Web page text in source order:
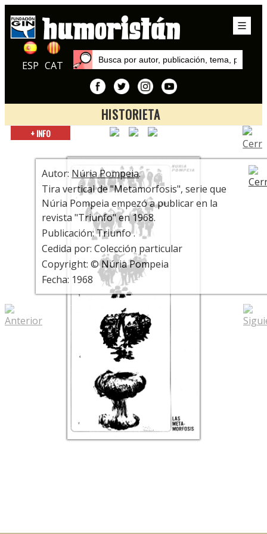
ESP CAT
HISTORIETA
Inicio
Mujeres dibujadas
+ INFO
Autor: Núria Pompeia.
Tira vertical de "Metamorfosis", serie que
Núria Pompeia empezó a publicar en la
revista "Triunfo" en 1968.
Publicación: Triunfo .
Cedida por: Colección particular
Copyright: © Núria Pompeia
Fecha: 1968